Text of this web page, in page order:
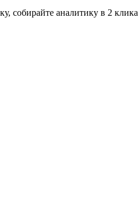
собирайте аналитику в 2 клика